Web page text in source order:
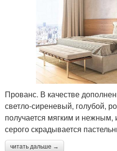
Прованс. В качестве
светло-сиреневый, голубой,
получается мягким и нежным,
серого скрадывается
читать дальше →